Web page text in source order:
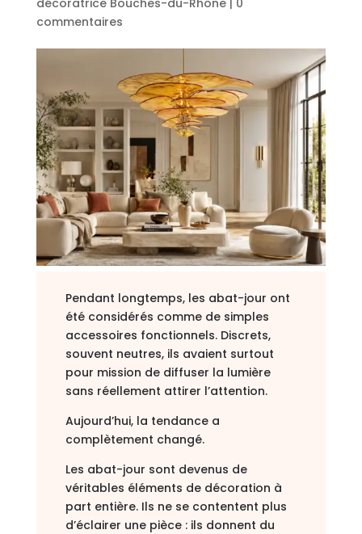
commentaires
Pendant longtemps, les abat-jour ont
été considérés comme de simples
accessoires fonctionnels. Discrets,
souvent neutres, ils avaient surtout
pour mission de diffuser la lumière
sans réellement attirer l’attention.
Aujourd’hui, la tendance a
complètement changé.
Les abat-jour sont devenus de
véritables éléments de décoration à
part entière. Ils ne se contentent plus
d’éclairer une pièce : ils donnent du